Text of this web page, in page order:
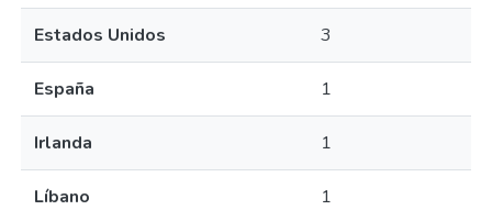
Estados Unidos 3
España 1
Irlanda 1
Líbano 1